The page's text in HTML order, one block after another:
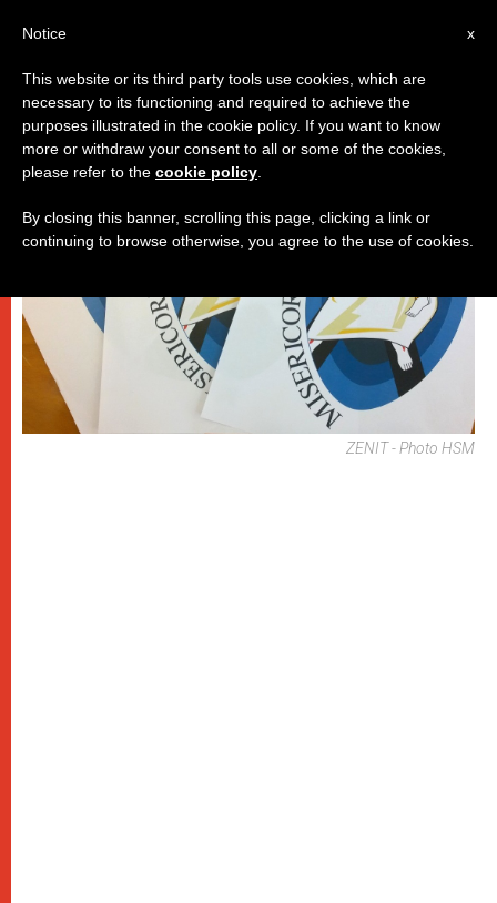
DICASTERI
ZENIT - Photo HSM
x
Notice
This website or its third party tools use cookies, which are
necessary to its functioning and required to achieve the
purposes illustrated in the cookie policy. If you want to know
more or withdraw your consent to all or some of the cookies,
please refer to the cookie policy
By closing this banner, scrolling this page, clicking a link or
continuing to browse otherwise, you agree to the use of cookies.